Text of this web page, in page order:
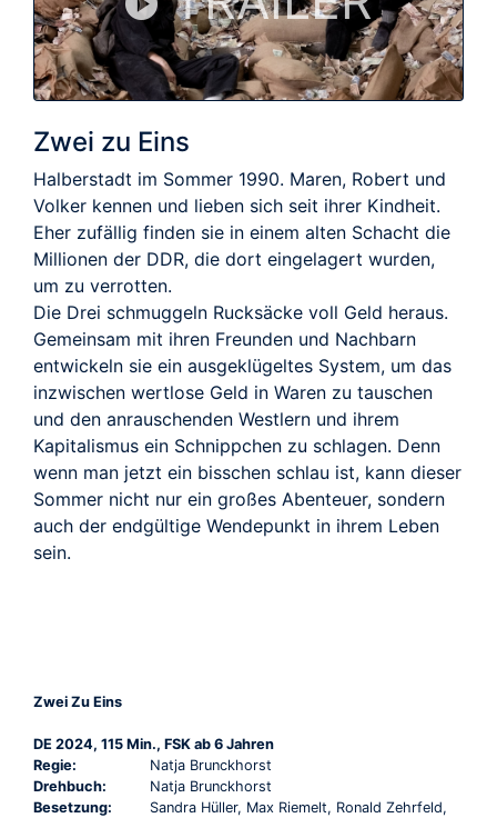
Zwei zu Eins
Halberstadt im Sommer 1990. Maren, Robert und
Volker kennen und lieben sich seit ihrer Kindheit.
Eher zufällig finden sie in einem alten Schacht die
Millionen der DDR, die dort eingelagert wurden,
um zu verrotten.
Die Drei schmuggeln Rucksäcke voll Geld heraus.
Gemeinsam mit ihren Freunden und Nachbarn
entwickeln sie ein ausgeklügeltes System, um das
inzwischen wertlose Geld in Waren zu tauschen
und den anrauschenden Westlern und ihrem
Kapitalismus ein Schnippchen zu schlagen. Denn
wenn man jetzt ein bisschen schlau ist, kann dieser
Sommer nicht nur ein großes Abenteuer, sondern
auch der endgültige Wendepunkt in ihrem Leben
sein.
Zwei Zu Eins
DE 2024, 115 Min., FSK ab 6 Jahren
Regie:
Natja Brunckhorst
Drehbuch:
Natja Brunckhorst
Besetzung:
Sandra Hüller, Max Riemelt, Ronald Zehrfeld,